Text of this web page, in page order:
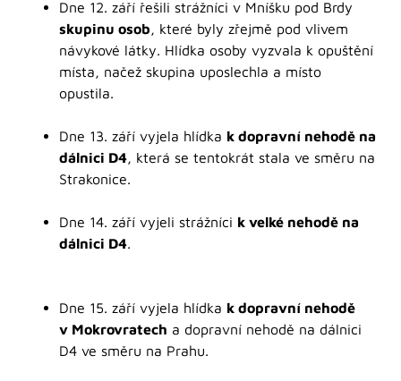
Dne 12. září řešili strážníci v Mníšku pod Brdy
skupinu osob, které byly zřejmě pod vlivem
návykové látky. Hlídka osoby vyzvala k opuštění
místa, načež skupina uposlechla a místo
opustila.
Dne 13. září vyjela hlídka k dopravní nehodě na
dálnici D4, která se tentokrát stala ve směru na
Strakonice.
Dne 14. září vyjeli strážníci k velké nehodě na
dálnici D4.
Dne 15. září vyjela hlídka k dopravní nehodě
v Mokrovratech a dopravní nehodě na dálnici
D4 ve směru na Prahu.